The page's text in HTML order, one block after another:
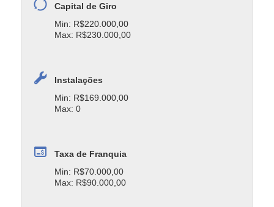
Capital de Giro
Min: R$220.000,00
Max: R$230.000,00
Instalações
Min: R$169.000,00
Max: 0
Taxa de Franquia
Min: R$70.000,00
Max: R$90.000,00